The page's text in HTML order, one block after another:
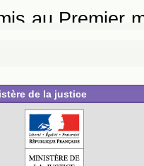
de la justice